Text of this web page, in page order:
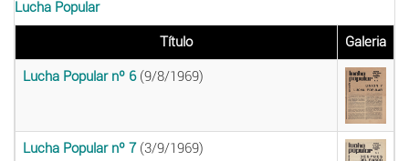
Lucha Popular
Título Galeria
Lucha Popular nº 6(9/8/1969)
Lucha Popular nº 7(3/9/1969)